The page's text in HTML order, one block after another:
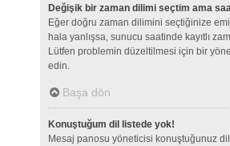
Değişik bir zaman dilimi seçtim ama
Eğer doğru zaman dilimini seçtiğinize
hala yanlışsa, sunucu saatinde kayıtlı
Lütfen problemin düzeltilmesi için bir
edin.
Başa dön
Konuştuğum dil listede yok!
Mesaj panosu yöneticisi konuştuğunuz